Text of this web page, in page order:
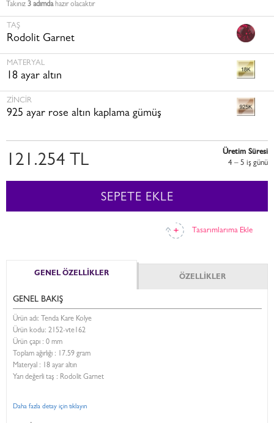
Takınız 3 adımdahazır olacaktır
TAŞ
Rodolit Garnet
MATERYAL
18 ayar altın
ZINCIR
925 ayar rose altın kaplama gümüş
Tasarımlarıma Ekle
121.254 TL
Üretim Süresi
4 – 5 i̇ş günü
SEPETE EKLE
GENEL ÖZELLİKLER ÖZELLİKLER
GENEL BAKIŞ
Ürün adı: Tenda Kare Kolye
Ürün kodu: 2152-vte162
Ürün çapı : 0 mm
Toplam ağırlığı : 17.59 gram
Materyal : 18 ayar altın
Yarı değerli taş : Rodolit Garnet
Daha fazla detay için tıklayın